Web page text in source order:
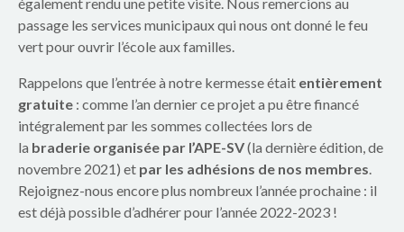
i
r
e
S
i
m
passage les services municipaux qui nous ont donné le feu
vert pour ouvrir l’école aux familles.
Rappelons que l’entrée à notre kermesse était entièrement
gratuite : comme l’an dernier ce projet a pu être financé
intégralement par les sommes collectées lors de
la braderie organisée par l’APE-SV(la dernière édition, de
novembre 2021) et par les adhésions de nos membres.
Rejoignez-nous encore plus nombreux l’année prochaine : il
est déjà possible d’adhérer pour l’année 2022-2023 !